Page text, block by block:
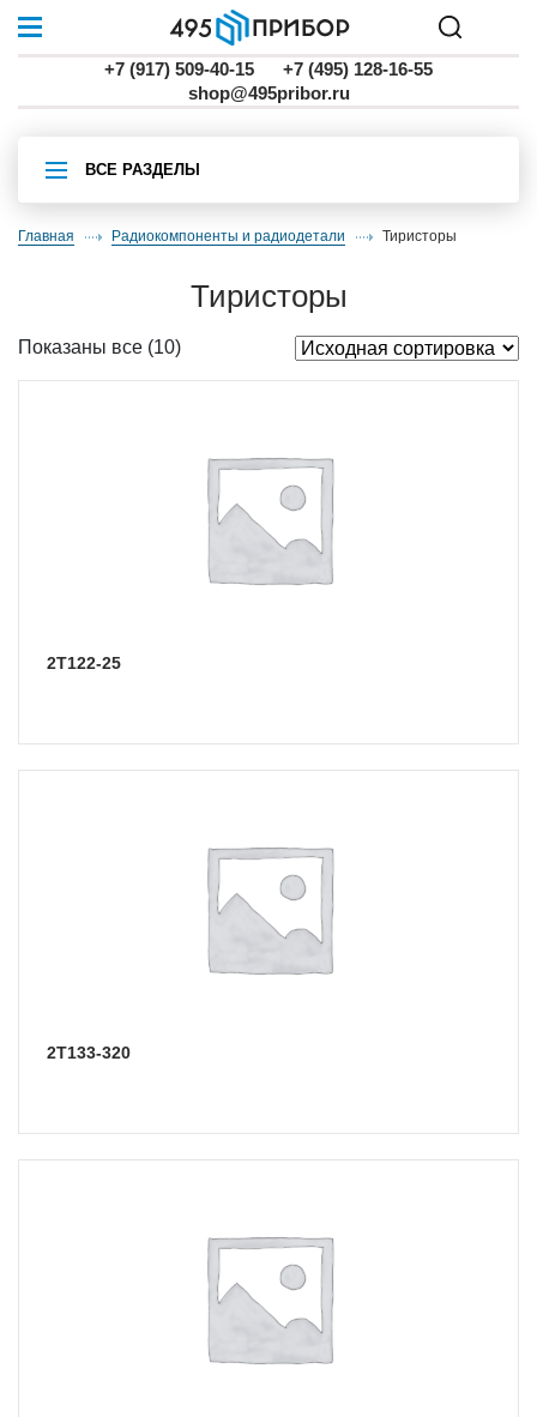
+7 (917) 509-40-15
+7 (495) 128-16-55
shop@495pribor.ru
ВСЕ РАЗДЕЛЫ
Главная Радиокомпоненты и радиодетали тиристоры
тиристоры
Показаны все (10)
2Т122-25
2Т133-320